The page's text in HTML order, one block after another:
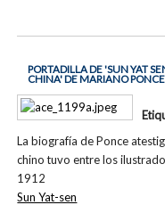
PORTADILLA DE 'SUN YAT
CHINA' DE MARIANO PONCE
La biografía de Ponce
chino tuvo entre los
1912
Sun Yat-sen